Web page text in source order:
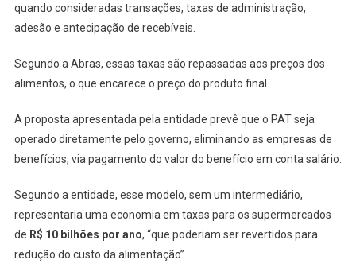
quando consideradas transações, taxas de administração,
adesão e antecipação de recebíveis.
Segundo a Abras, essas taxas são repassadas aos preços dos
alimentos, o que encarece o preço do produto final.
A proposta apresentada pela entidade prevê que o PAT seja
operado diretamente pelo governo, eliminando as empresas de
benefícios, via pagamento do valor do benefício em conta salário.
Segundo a entidade, esse modelo, sem um intermediário,
representaria uma economia em taxas para os supermercados
de R$ 10 bilhões por ano, “que poderiam ser revertidos para
redução do custo da alimentação”.